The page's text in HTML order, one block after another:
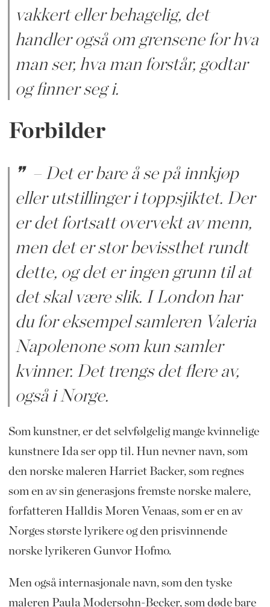
vakkert eller behagelig, det
handler også om grensene for hva
man ser, hva man forstår, godtar
og finner seg i.
Forbilder
– Det er bare å se på innkjøp
eller utstillinger i toppsjiktet. Der
er det fortsatt overvekt av menn,
men det er stor bevissthet rundt
dette, og det er ingen grunn til at
det skal være slik. I London har
du for eksempel samleren Valeria
Napolenone som kun samler
kvinner. Det trengs det flere av,
også i Norge.
Som kunstner, er det selvfølgelig mange kvinnelige
kunstnere Ida ser opp til. Hun nevner navn, som
den norske maleren Harriet Backer, som regnes
som en av sin generasjons fremste norske malere,
forfatteren Halldis Moren Venaas, som er en av
Norges største lyrikere og den prisvinnende
norske lyrikeren Gunvor Hofmo.
Men også internasjonale navn, som den tyske
maleren Paula Modersohn-Becker, som døde bare